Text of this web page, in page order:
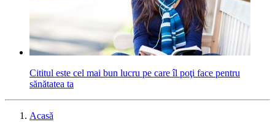
Cititul este cel mai bun lucru pe care îl poţi face pentru
sănătatea ta
Acasă